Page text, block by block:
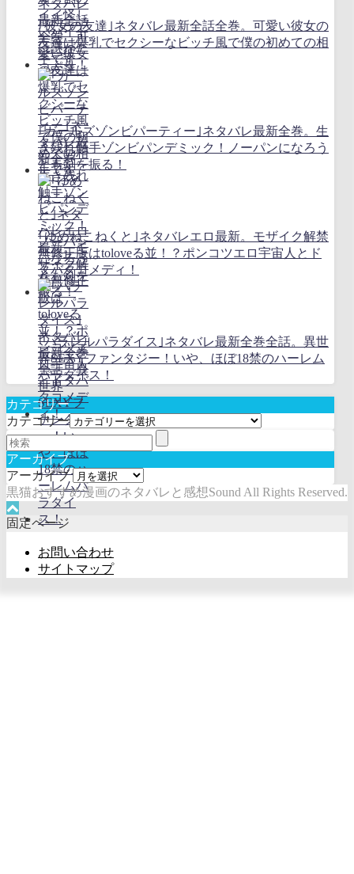
｢彼女の友達｣ネタバレ最新全話全巻。可愛い彼女の
友達は爆乳でセクシーなビッチ風で僕の初めての相
手です
｢ガールズゾンビパーティー｣ネタバレ最新全巻。生
き残れ触手ゾンビパンデミック！ノーパンになろう
とも剣を振る！
｢ゆめねこねくと｣ネタバレエロ最新。モザイク解禁
無修正版はtoloveる並！？ポンコツエロ宇宙人とド
タバタコメディ！
｢パラレルパラダイス｣ネタバレ最新全巻全話。異世
界SEXYファンタジー！いや、ほぼ18禁のハーレム
パラダイス！
カテゴリー
カテゴリー
アーカイブ
アーカイブ
黒猫おすすめ漫画のネタバレと感想Sound All Rights Reserved.
固定ページ
お問い合わせ
サイトマップ